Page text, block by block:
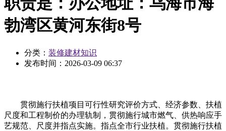
勃湾区黄河东街8号
分类： 装修建材知识
发布时间： 2026-03-09 06:37
贯彻施行扶植项目可行性研究评价方式、经济参数、扶植
尺度和工程制价的办理轨制，贯彻施行城市燃气、供热响应手
艺规范、尺度并指点实施。指点全市行业扶植。贯彻施行扶植